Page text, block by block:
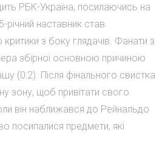
РБК-Україна, посилаючись на
наставник став
з боку глядачів. Фанати з
збірної основною причиною
(0:2). Після фінального свистка
зону, щоб привітати свого
він наближався до Рейнальдо
посипалися предмети, які